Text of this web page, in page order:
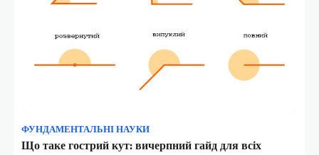
ФУНДАМЕНТАЛЬНІ НАУКИ
Що таке гострий кут: вичерпний гайд для всіх